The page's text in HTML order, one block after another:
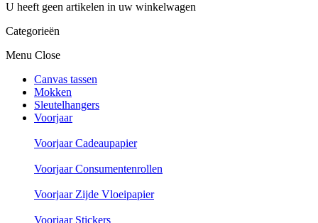
U heeft geen artikelen in uw winkelwagen
Categorieën
Menu Close
Canvas tassen
Mokken
Sleutelhangers
Voorjaar
Voorjaar Cadeaupapier
Voorjaar Consumentenrollen
Voorjaar Zijde Vloeipapier
Voorjaar Stickers